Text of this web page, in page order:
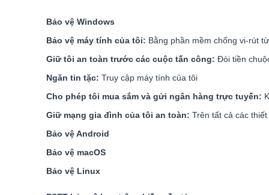
Bảo vệ Windows
Bảo vệ máy tính của tôi: Bằng phần mềm chống vi-rút
Giữtôi an toàn trước các cuộc tấn công: Đòi tiền
Ngăn tin tặc: Truy cập máy tính của tôi
Cho phép tôi mua sắm và gửi ngân hàng trực tuyến:
Giữmạng gia đình của tôi an toàn: Trên tất cả các
Bảo vệAndroid
Bảo vệ macOS
Bảo vệ Linux